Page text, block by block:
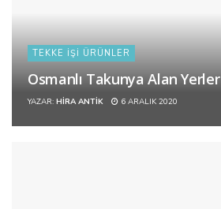
TEKKE İŞI ÜRÜNLER
Osmanlı Takunya Alan Yerler
YAZAR: HIRA ANTIK 6 ARALIK 2020